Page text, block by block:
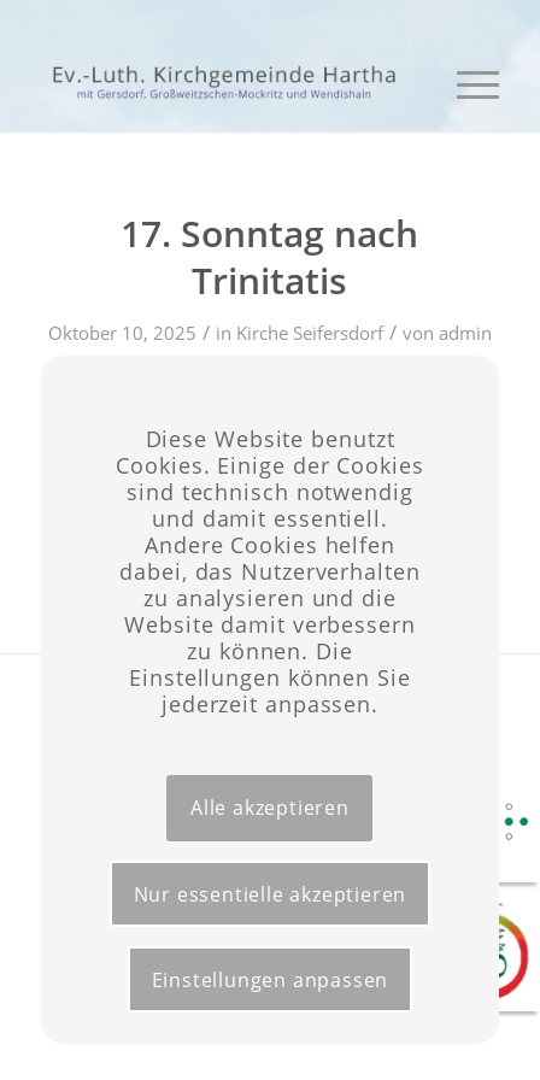
17. Sonntag nach
Trinitatis
Oktober 10, 2025 / in Kirche Seifersdorf / von admin
Layout & Website-Erstellung ©opyright 2021 -Werbeagentur Wüst
Förderungen Kontakt Impressum Datenschutz
Diese Website benutzt
Cookies. Einige der Cookies
sind technisch notwendig
und damit essentiell.
Andere Cookies helfen
dabei, das Nutzerverhalten
zu analysieren und die
Website damit verbessern
zu können. Die
Einstellungen können Sie
jederzeit anpassen.
Alle akzeptieren
Nur essentielle akzeptieren
Einstellungen anpassen